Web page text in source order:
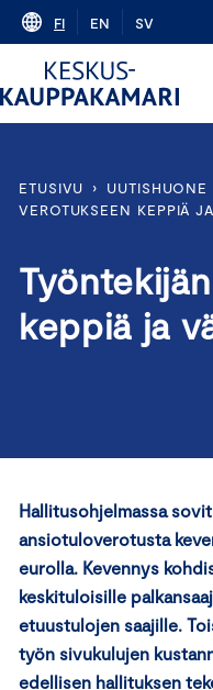
Skip
content
FI EN SV
ETUSIVU › UUTISHUONE
VEROTUKSEEN KEPPIÄ
keppiä ja
Hallitusohjelmassa
ansiotuloverotusta
eurolla. Kevennys
keskituloisille
etuustulojen saajille.
työn sivukulujen
edellisen hallituksen